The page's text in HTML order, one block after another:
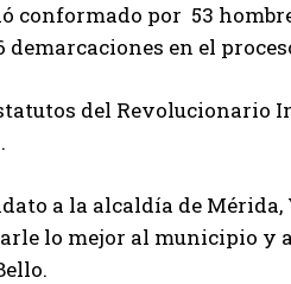
conformado por 53
en el
del Revolucionario
a la alcaldía de
lo mejor al municipio y